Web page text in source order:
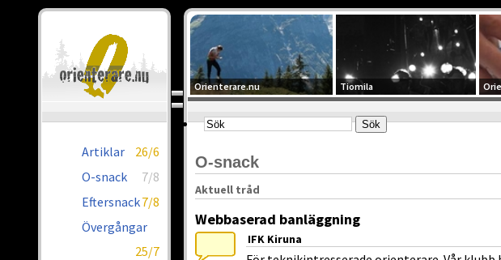
Artiklar
26/6
O-snack
7/8
Eftersnack7/8
Övergångar
25/7
Orienterare.nu Tiomila
O-snack
Aktuell tråd
Webbaserad banläggning
IFK Kiruna